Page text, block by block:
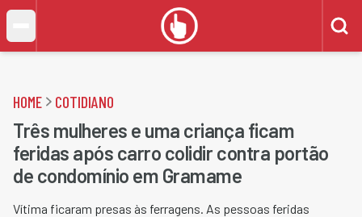
HOME COTIDIANO
Três mulheres e uma criança ficam
feridas após carro colidir contra portão
de condomínio em Gramame
Vítima ficaram presas às ferragens. As pessoas feridas